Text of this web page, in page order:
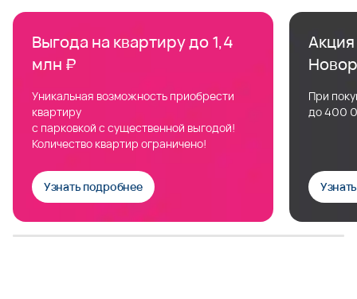
Выгода на квартиру до 1,4
млн ₽
Уникальная возможность приобрести
квартиру
с парковкой с существенной выгодой!
Количество квартир ограничено!
Узнать подробнее
При
до 400